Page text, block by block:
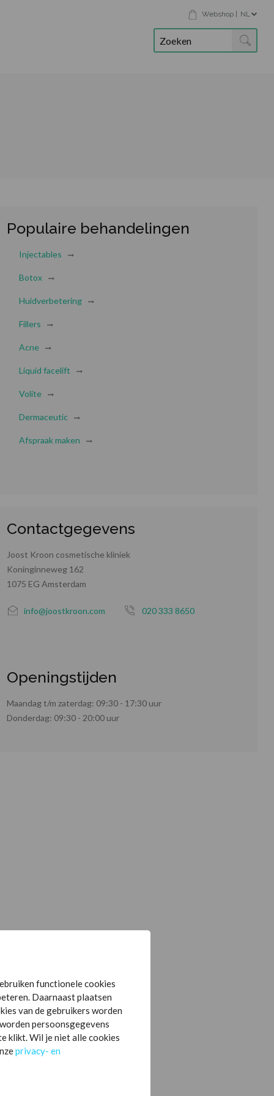
Webshop NL
Populaire behandelingen
Injectables
Botox
Huidverbetering
Fillers
Acne
Liquid facelift
Volite
Dermaceutic
Afspraak maken
Contactgegevens
Joost Kroon cosmetische kliniek
Koninginneweg 162
1075 EG Amsterdam
info@joostkroon.com 020 333 8650
Openingstijden
Maandag t/m zaterdag: 09:30 - 17:30 uur
Donderdag: 09:30 - 20:00 uur
functionele cookies
Daarnaast plaatsen
van de gebruikers worden
persoonsgegevens
klikt. Wil je niet alle cookies
privacy- en